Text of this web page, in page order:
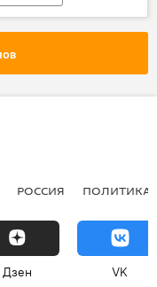
РОССИЯ ПОЛИТИКА
Дзен VK